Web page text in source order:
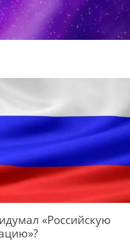
«Российскую